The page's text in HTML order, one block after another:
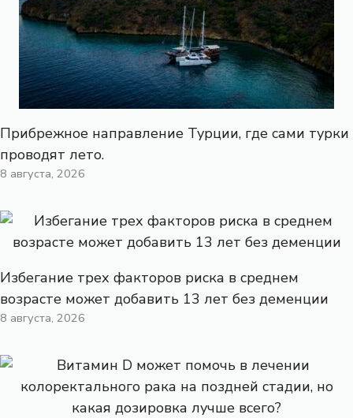
Прибрежное направление Турции, где сами турки
проводят лето.
8 августа, 2026
Избегание трех факторов риска в среднем
возрасте может добавить 13 лет без деменции
8 августа, 2026